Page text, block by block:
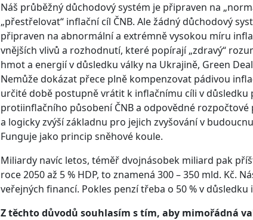
Náš průběžný důchodový systém je připraven na
„přestřelovat“ inflační cíl ČNB. Ale žádný důchodový
připraven na abnormální a extrémně vysokou míru
vnějších vlivů a rozhodnutí, které popírají „zdravý“
hmot a energií v důsledku války na Ukrajině, Green
Nemůže dokázat přece plně kompenzovat pádivou
určité době postupně vrátit k inflačnímu cíli v
protiinflačního působení ČNB a odpovědné
a logicky zvýší základnu pro jejich zvyšování v
Funguje jako princip sněhové koule.
Miliardy navíc letos, téměř dvojnásobek miliard pak
roce 2050 až 5 % HDP, to znamená 300 – 350 mld. Kč.
veřejných financí. Pokles penzí třeba o 50 % v
Z těchto důvodů souhlasím s tím, aby mimořádná